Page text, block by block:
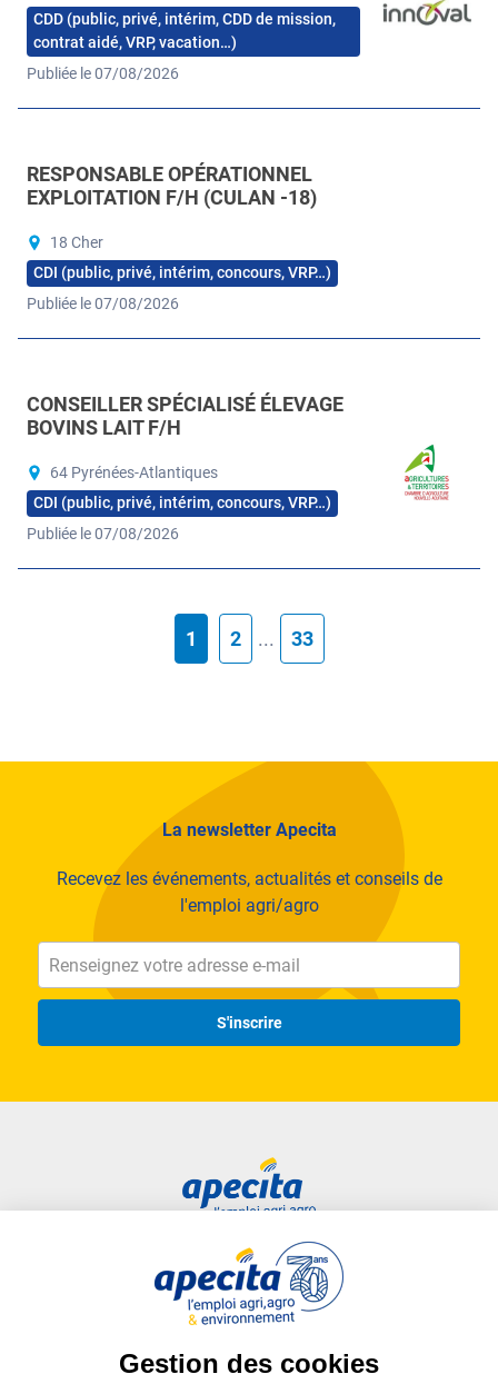
CDD (public, privé, intérim, CDD de mission,
contrat aidé, VRP, vacation…)
Publiée le 07/08/2026
RESPONSABLE OPÉRATIONNEL
EXPLOITATION F/H (CULAN -18)
18 Cher
CDI (public, privé, intérim, concours, VRP…)
Publiée le 07/08/2026
CONSEILLER SPÉCIALISÉ ÉLEVAGE
BOVINS LAIT F/H
64 Pyrénées-Atlantiques
CDI (public, privé, intérim, concours, VRP…)
Publiée le 07/08/2026
1 2 ... 33
La newsletter Apecita
Recevez les événements, actualités et conseils de
l'emploi agri/agro
S'inscrire
Liens utiles
Plan du site